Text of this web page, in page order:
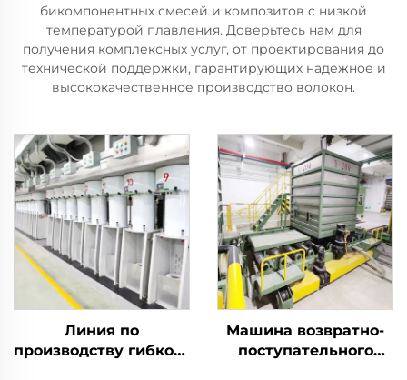
бикомпонентных смесей и композитов с низкой
температурой плавления. Доверьтесь нам для
получения комплексных услуг, от проектирования до
технической поддержки, гарантирующих надежное и
высококачественное производство волокон.
Линия по
производству гибкого
Машина возвратно-
поступательного